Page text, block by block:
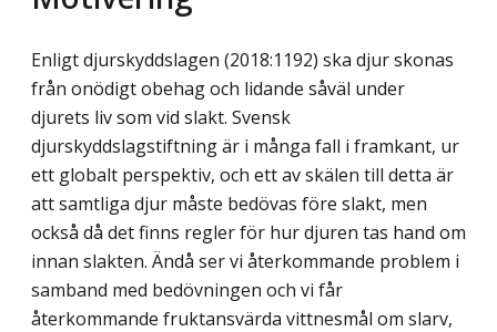
Enligt djurskyddslagen (2018:1192) ska djur skonas
från onödigt obehag och lidande såväl under
djurets liv som vid slakt. Svensk
djurskyddslagstiftning är i många fall i framkant, ur
ett globalt perspektiv, och ett av skälen till detta är
att samtliga djur måste bedövas före slakt, men
också då det finns regler för hur djuren tas hand om
innan slakten. Ändå ser vi återkommande problem i
samband med bedövningen och vi får
återkommande fruktansvärda vittnesmål om slarv,